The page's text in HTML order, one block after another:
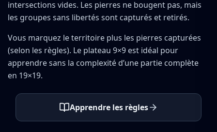
intersections vides. Les pierres ne bougent pas, mais
les groupes sans libertés sont capturés et retirés.
Vous marquez le territoire plus les pierres capturées
(selon les règles). Le plateau 9×9 est idéal pour
apprendre sans la complexité d’une partie complète
en 19×19.
Apprendre les règles